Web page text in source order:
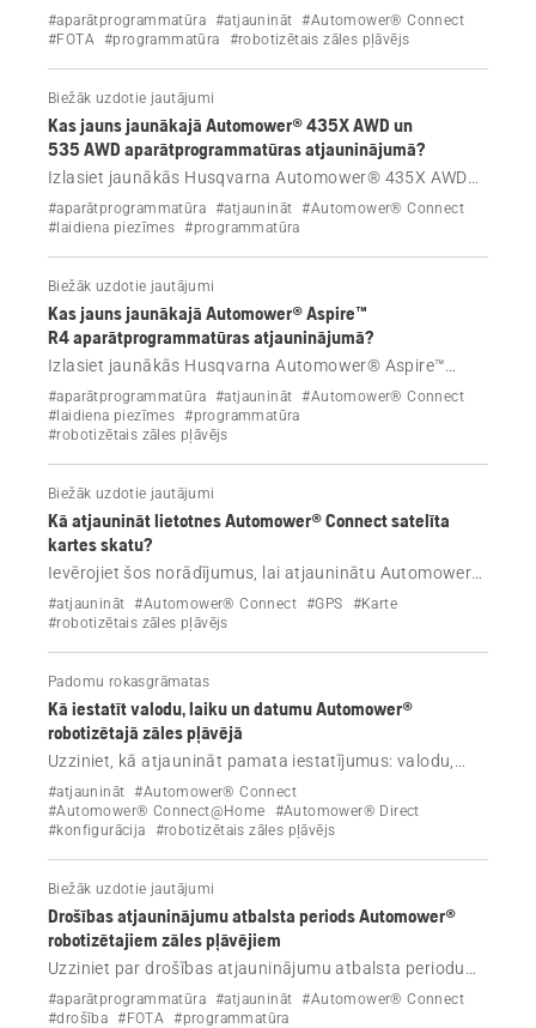
aparātprogrammatūras atjaunināšanas piezīmes par
laidienu.
#aparātprogrammatūra #atjaunināt
#Automower® Connect
#FOTA #programmatūra #robotizētais zāles pļāvējs
Biežāk uzdotie jautājumi
Kas jauns jaunākajā Automower® 435X AWD un
535 AWD aparātprogrammatūras atjauninājumā?
Izlasiet jaunākās Husqvarna Automower® 435X AWD
un 535 AWD aparātprogrammatūras atjaunināšanas
piezīmes par laidienu.
#aparātprogrammatūra #atjaunināt
#Automower® Connect
#laidiena piezīmes #programmatūra
Biežāk uzdotie jautājumi
Kas jauns jaunākajā Automower® Aspire™
R4 aparātprogrammatūras atjauninājumā?
Izlasiet jaunākās Husqvarna Automower® Aspire™
R4 aparātprogrammatūras atjaunināšanas piezīmes
par laidienu.
#aparātprogrammatūra #atjaunināt
#Automower® Connect
#laidiena piezīmes #programmatūra
#robotizētais zāles pļāvējs
Biežāk uzdotie jautājumi
Kā atjaunināt lietotnes Automower® Connect satelīta
kartes skatu?
Ievērojiet šos norādījumus, lai atjauninātu Automower®
Connect satelīta kartes skatu, ja karte ir veca vai
neprecīza.
#atjaunināt #Automower® Connect #GPS
#Karte
#robotizētais zāles pļāvējs
Padomu rokasgrāmatas
Kā iestatīt valodu, laiku un datumu Automower®
robotizētajā zāles pļāvējā
Uzziniet, kā atjaunināt pamata iestatījumus: valodu,
laiku un datumu Automower® robotizētajā zāles
pļāvējā. Atkarībā no zāles pļāvēja modeļa izpildiet
detalizētos norādījumus lietotnē Automower® Connect
vai tieši zāles pļāvēja displejā.
#atjaunināt
#Automower® Connect
#Automower® Connect@Home
#Automower® Direct
#konfigurācija
#robotizētais zāles pļāvējs
Biežāk uzdotie jautājumi
Drošības atjauninājumu atbalsta periods Automower®
robotizētajiem zāles pļāvējiem
Uzziniet par drošības atjauninājumu atbalsta periodu
Automower® robotizētajiem zāles pļāvējiem, kas
izmanto FOTA (aparātprogrammatūras atjaunināšana
#aparātprogrammatūra #atjaunināt
#Automower® Connect
#drošība #FOTA #programmatūra